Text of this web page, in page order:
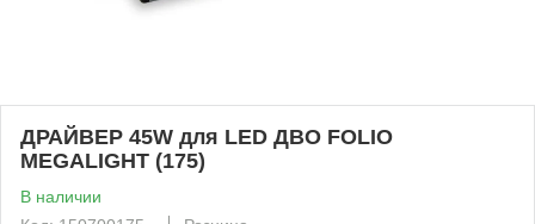
ДРАЙВЕР 45W для LED ДВО FOLIO
MEGALIGHT (175)
В наличии